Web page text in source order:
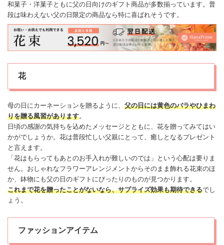
和菓子・洋菓子ともに父の日向けのギフト商品が多数揃っています。普
段は味わえない父の日限定の商品なら特に喜ばれそうです。
花
母の日に カーネーションを贈るように、 父の日には黄色のバラやひまわ
りを贈る風習があります。
日頃の感謝の気持ちを込めた メッセージ とともに、花を贈ってみてはい
かがでしょうか。花は普段忙しい父親にとって、癒しとなるプレゼント
と言えます。
「花はもらってもあとのお手入れが難しいのでは」という心配は要りま
せん。おしゃれなフラワーアレンジメントからそのまま飾れる花束のほ
か、鉢物にも父の日のギフトにぴったりのものが見つかります。
これまで花を贈ったことがないなら、サプライズ効果も期待できるでし
ょう。
ファッションアイテム